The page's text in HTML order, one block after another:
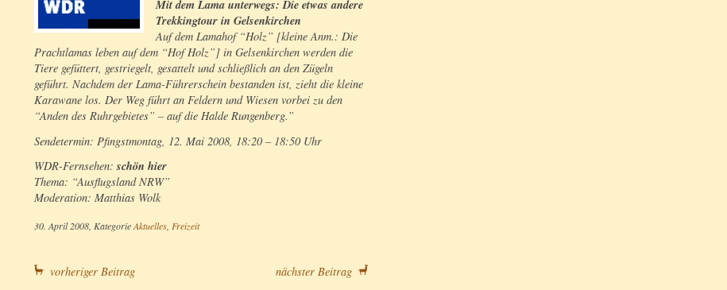
Mit dem Lama unterwegs: Die etwas andere
Trekkingtour in Gelsenkirchen
Auf dem Lamahof “Holz” [kleine Anm.: Die
Prachtlamas leben auf dem “Hof Holz”] in Gelsenkirchen werden die
Tiere gefüttert, gestriegelt, gesattelt und schließlich an den Zügeln
geführt. Nachdem der Lama-Führerschein bestanden ist, zieht die kleine
Karawane los. Der Weg führt an Feldern und Wiesen vorbei zu den
“Anden des Ruhrgebietes” – auf die Halde Rungenberg.”
Sendetermin: Pfingstmontag, 12. Mai 2008, 18:20 – 18:50 Uhr
WDR-Fernsehen:schön hier
Thema: “Ausflugsland NRW”
Moderation: Matthias Wolk
30. April 2008, KategorieAktuelles Freizeit
vorheriger Beitrag nächster Beitrag